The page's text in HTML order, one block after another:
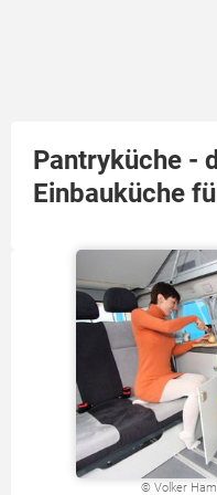
Pantryküche -
Einbauküche
© Volker